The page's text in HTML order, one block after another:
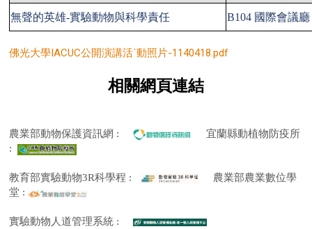
無聲的英雄-實驗動物與科學責任 B104 國際會議廳
佛光大學IACUC公開演講活˙動照片-1140418.pdf
相關網頁連結
農業部動物保護資訊網 :
宜蘭縣動植物防疫所
:
教育部實驗動物3R科學程 :
農業部農業數位學
堂 :
實驗動物人道管理系統 :